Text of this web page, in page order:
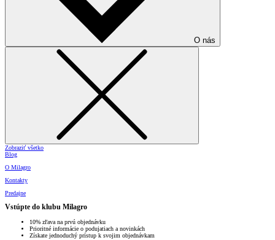
O nás
Zobraziť všetko
Blog
O Milagro
Kontakty
Predajne
Vstúpte do klubu Milagro
10% zľava na prvú objednávku
Prioritné informácie o podujatiach a novinkách
Získate jednoduchý prístup k svojim objednávkam